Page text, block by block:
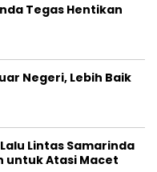
Tegas Hentikan
Negeri, Lebih Baik
Lintas Samarinda
untuk Atasi Macet